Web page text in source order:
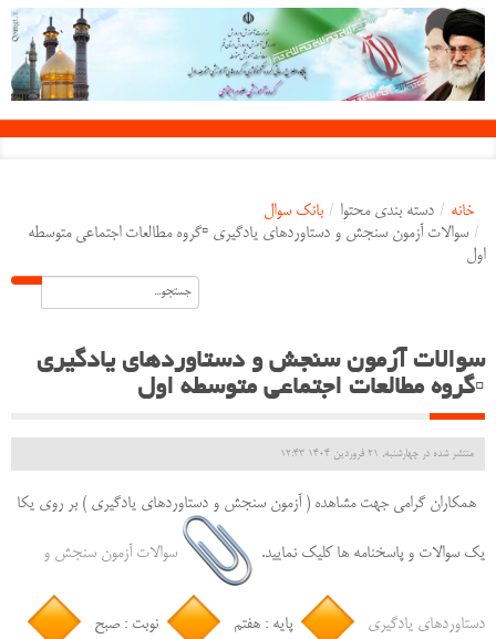
خانه / دسته بندی محتوا / بانک سوال
/ سوالات آزمون سنجش و دستاوردهای یادگیری ▫️گروه مطالعات اجتماعی متوسطه
اول
سوالات آزمون سنجش و دستاوردهای یادگیری
▫️گروه مطالعات اجتماعی متوسطه اول
منتشر شده در چهارشنبه, 21 فروردين 1404 12:43
همکاران گرامی جهت مشاهده ( آزمون سنجش و دستاوردهای یادگیری ) بر روی یکا
یک سوالات و پاسخنامه ها کلیک نمایید. سوالات آزمون سنجش و
دستاوردهای یادگیری پایه : هفتم نوبت : صبح